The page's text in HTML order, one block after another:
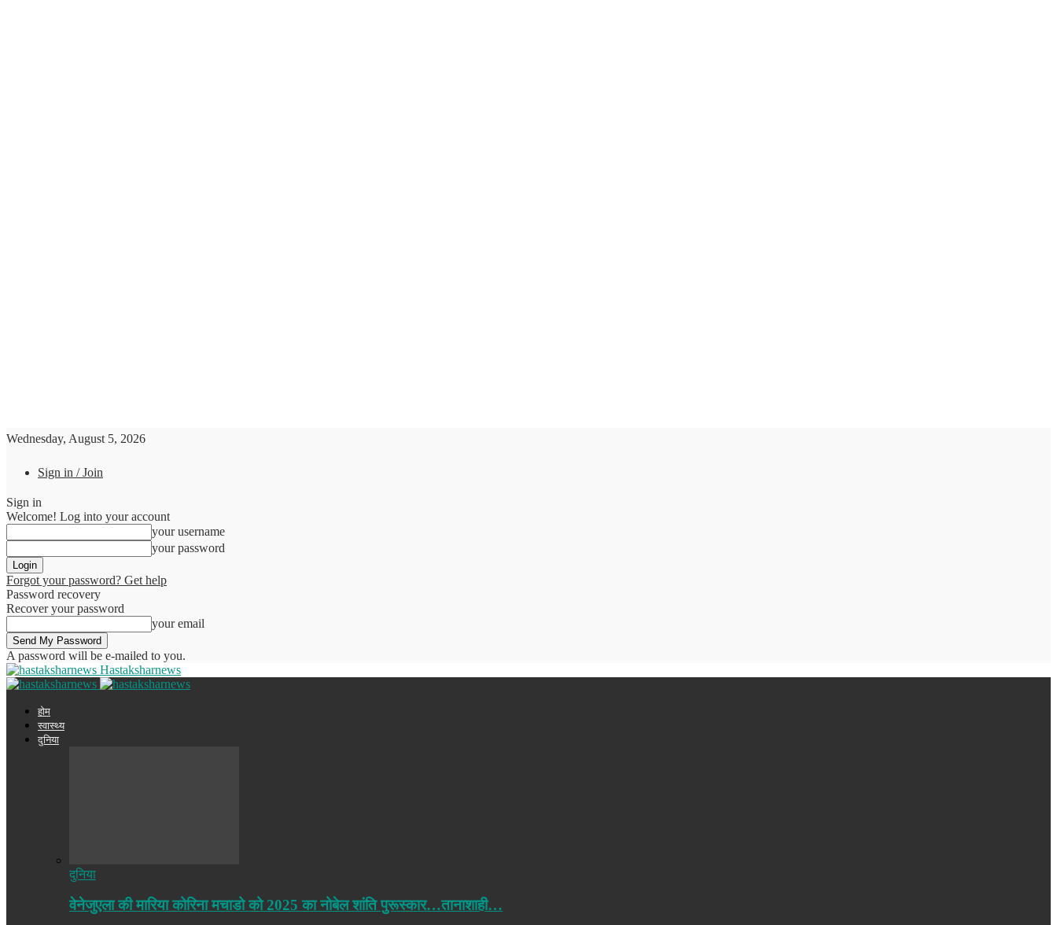
Wednesday, August 5, 2026
Sign in / Join
Sign in
Welcome! Log into your account
your username
your password
Forgot your password? Get help
Password recovery
Recover your password
your email
A password will be e-mailed to you.
Hastaksharnews
होम
स्वास्थ्य
दुनिया
दुनिया
वेनेजुएला की मारिया कोरिना मचाडो को 2025 का नोबेल शांति पुरूस्कार…तानाशाही…